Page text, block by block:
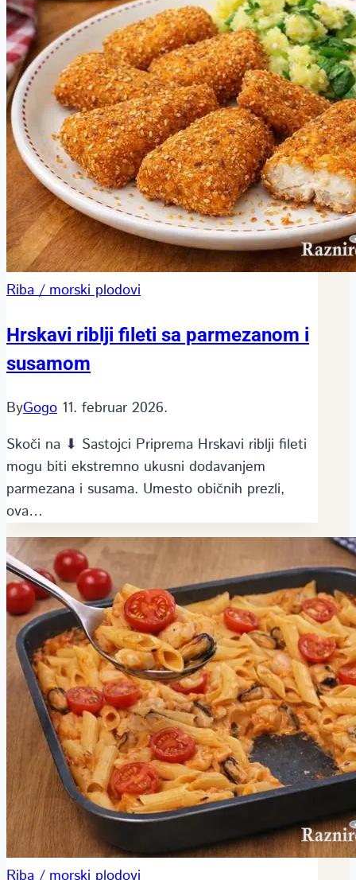
Riba / morski plodovi
Hrskavi riblji fileti sa parmezanom i
susamom
ByGogo 11. februar 2026.
Skoči na ⬇ Sastojci Priprema Hrskavi riblji fileti
mogu biti ekstremno ukusni dodavanjem
parmezana i susama. Umesto običnih prezli,
ova…
Riba / morski plodovi